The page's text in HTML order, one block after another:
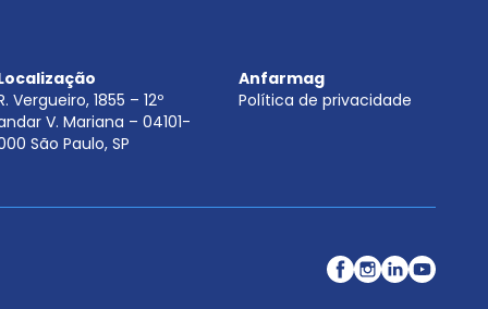
Vergueiro, 1855 – 12º
V. Mariana – 04101-
São Paulo, SP
Anfarmag
Política de privacidade